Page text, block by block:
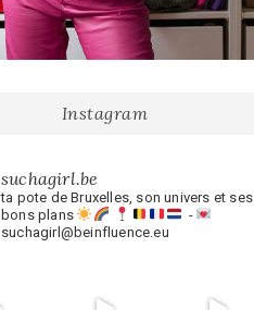
Instagram
suchagirl.be
ta pote de Bruxelles, son univers et ses
bons plans
-
suchagirl@beinfluence.eu